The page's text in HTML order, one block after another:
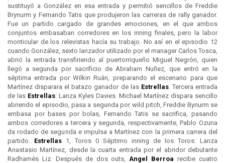
sustituyó a González en esa entrada y permitió sencillos de Freddie
Brynurm y Fernando Tatis que produjeron las carreras de rally ganador.
Fue un partido cargado de grandes emociones, en el que ambos
conjuntos embasaban corredores en los inning finales, pero la labor
monticular de los relevistas hacía su trabajo. No así en el episodio 12
cuando González, sexto lanzador utilizado por el manager Carlos Tosca,
abrió la entrada transfiriendo al puertorriqueño Miguel Negrón, quien
llegó a segunda por sacrificio de Abraham Nuñez, que entró en la
séptima entrada por Wilkin Ruán, preparando el escenario para que
Martínez disparara el batazo ganador de las Estrellas. Tercera entrada
de las Estrellas: Lanza Kyles Davies. Michael Martínez dispara sencillo
abriendo el episodio, pasa a segunda por wild pitch, Freddie Bynurm se
embasa por bases por bolas, Fernando Tatis se sacrifica, pasando
ambos corredores a tercera y segunda, respectivamente, Pablo Ozuna
da rodado de segunda e impulsa a Martínez con la primera carrera del
partido. Estrellas 1, Toros 0 Séptimo inning de los Toros: Lanza
Anastasio Martínez, desde la cuarta entrada por el abridor debutante
Radhamés Liz. Después de dos outs, Angel Berroa recibe cuatro